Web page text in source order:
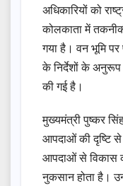
अधिकारियों को
कोलकाता में
गया है। वन भूमि
के निर्देशों के अनुरूप
की गई है।
मुख्यमंत्री पुष्कर
आपदाओं की दृष्टि
आपदाओं से विकास
नुकसान होता है।